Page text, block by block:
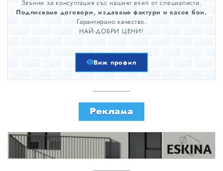
Звънни за консултация със нашият екип от специалисти.
Подписваме договори, издаваме фактури и касов бон.
Гарантирано качество.
НАЙ-ДОБРИ ЦЕНИ!
Виж профил
Реклама